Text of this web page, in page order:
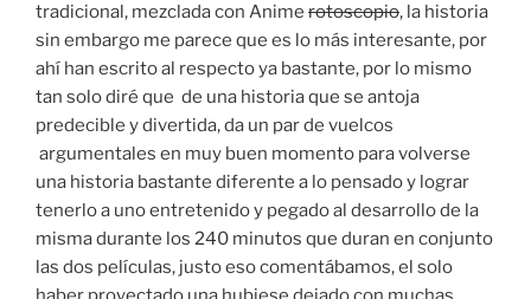
tradicional, mezclada con Anime rotoscopio, la historia
sin embargo me parece que es lo más interesante, por
ahí han escrito al respecto ya bastante, por lo mismo
tan solo diré que de una historia que se antoja
predecible y divertida, da un par de vuelcos
argumentales en muy buen momento para volverse
una historia bastante diferente a lo pensado y lograr
tenerlo a uno entretenido y pegado al desarrollo de la
misma durante los 240 minutos que duran en conjunto
las dos películas, justo eso comentábamos, el solo